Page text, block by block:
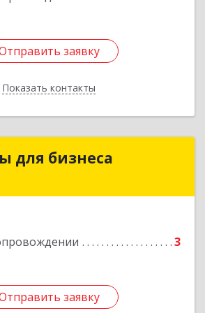
заявку
Показать контакты
заявку
Назад
для бизнеса
3
заявку
для бизнеса
заявку